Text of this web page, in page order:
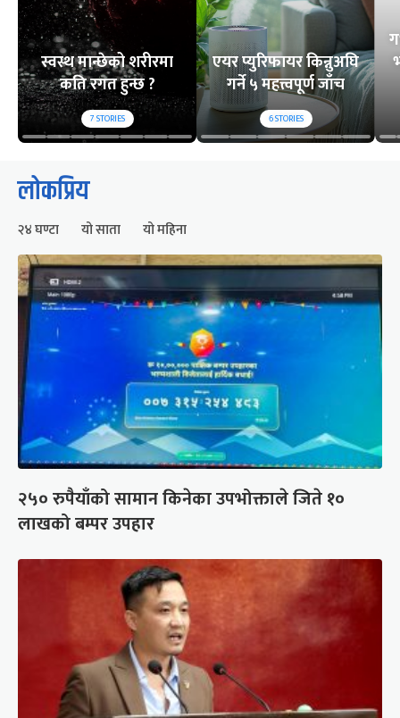
स्वस्थ मान्छेको शरीरमा
कति रगत हुन्छ ?
7STORIES
एयर प्युरिफायर किन्नुअघि
गर्ने ५ महत्त्वपूर्ण जाँच
6STORIES
लोकप्रिय
२४ घण्टा यो साता यो महिना
२५० रुपैयाँको सामान किनेका उपभोक्ताले जिते १०
लाखको बम्पर उपहार